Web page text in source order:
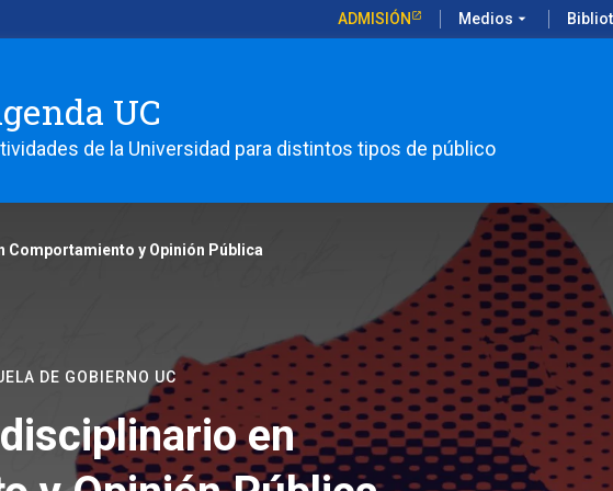
ADMISIÓN Medios arrow_drop_down
UC
de la Universidad para distintos tipos de público
y Opinión Pública
DE GOBIERNO UC
en